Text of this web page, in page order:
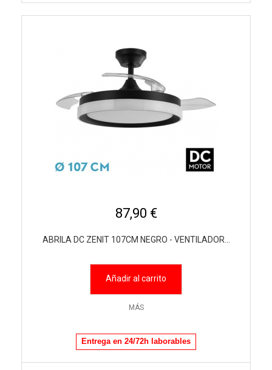
87,90 €
ABRILA DC ZENIT 107CM NEGRO - VENTILADOR...
Añadir al carrito
MÁS
Entrega en 24/72h laborables